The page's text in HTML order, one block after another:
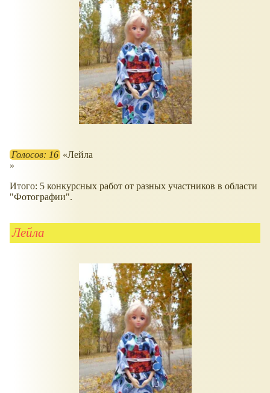
Голосов: 16 Лейла
Итого: 5 конкурсных работ от разных участников в области
"Фотографии".
Лейла